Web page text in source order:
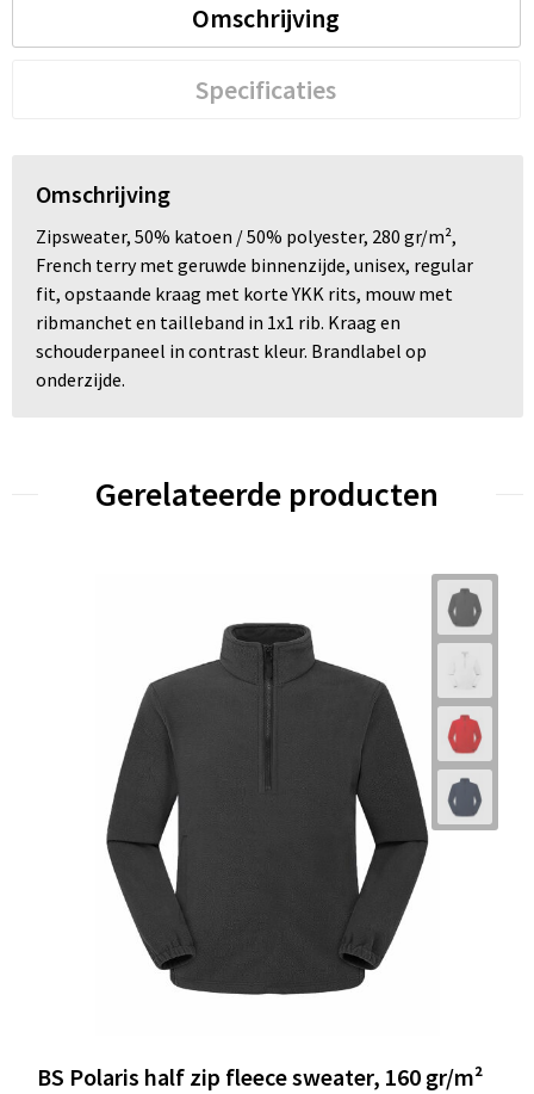
Omschrijving
Specificaties
Omschrijving
Zipsweater, 50% katoen / 50% polyester, 280 gr/m²,
French terry met geruwde binnenzijde, unisex, regular
fit, opstaande kraag met korte YKK rits, mouw met
ribmanchet en tailleband in 1x1 rib. Kraag en
schouderpaneel in contrast kleur. Brandlabel op
onderzijde.
Gerelateerde producten
BS Polaris half zip fleece sweater, 160 gr/m²